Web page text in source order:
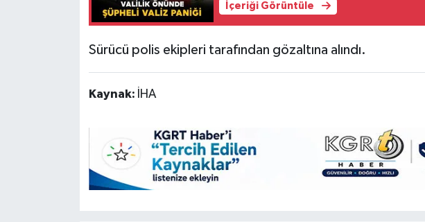
İçeriği Görüntüle
Sürücü polis ekipleri tarafından gözaltına alındı.
Kaynak: İHA